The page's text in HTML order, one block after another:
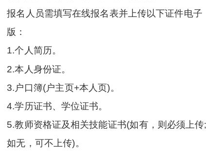
报名人员需填写在线报名表并上传以下证件电子
版：
1.个人简历。
2.本人身份证。
3.户口簿(户主页+本人页)。
4.学历证书、学位证书。
5.教师资格证及相关技能证书(如有，则必须上传;
如无，可不上传)。